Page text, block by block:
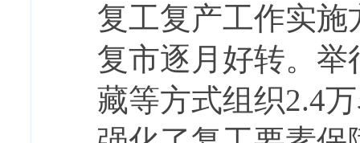
复工复产工作实
复市逐月好转。
藏等方式组织2.4